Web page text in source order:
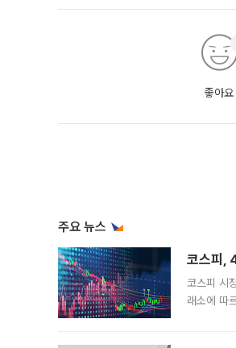
좋아요
주요 뉴스
코스피,
코스피 시
래소에 따